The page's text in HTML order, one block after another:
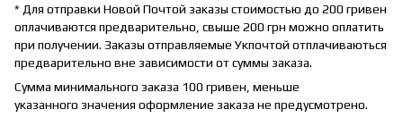
* Для отправки Новой Почтой заказы стоимостью до 200 гривен
оплачиваются предварительно, свыше 200 грн можно оплатить
при получении. Заказы отправляемые Укпочтой отплачиваються
предварительно вне зависимости от суммы заказа.
Сумма минимального заказа 100 гривен, меньше
указанного значения оформление заказа не предусмотрено.